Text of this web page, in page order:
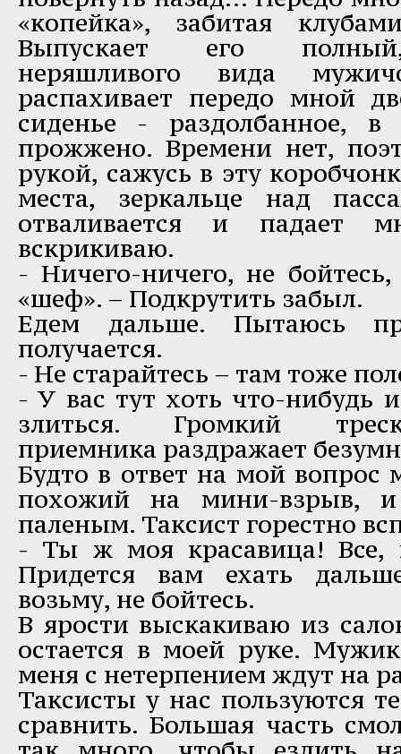
«копейка», забитая
Выпускает его
неряшливого вида
распахивает передо мной
сиденье - раздолбанное, в
прожжено. Времени нет,
рукой, сажусь в эту
места, зеркальце над
отваливается и падает
вскрикиваю.
- Ничего-ничего, не
«шеф». – Подкрутить забыл.
Едем дальше. Пытаюсь
получается.
- Не старайтесь – там тоже
- У вас тут хоть что-нибудь
злиться. Громкий
приемника раздражает
Будто в ответ на мой вопрос
похожий на мини-взрыв, и
паленым. Таксист горестно
- Ты ж моя красавица! Все,
Придется вам ехать
возьму, не бойтесь.
В ярости выскакиваю из
остается в моей руке.
меня с нетерпением ждут на
Таксисты у нас пользуются
сравнить. Большая часть